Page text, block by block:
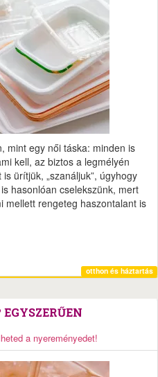
mint egy női táska: minden is
kell, az biztos a legmélyén
ürítjük, „szanáljuk”, úgyhogy
hasonlóan cselekszünk, mert
mellett rengeteg haszontalant is
otthon és háztartás
a nyereményedet!